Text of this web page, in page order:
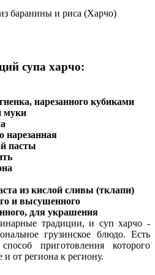
супа харчо:
нарезанного кубиками
муки
нарезанная
пасты
из кислой сливы (тклапи)
и высушенного
для украшения
традиции, и суп харчо -
грузинское блюдо. Есть
приготовления которого
и от региона к региону.